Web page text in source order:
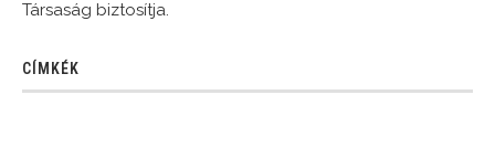
Társaság biztosítja.
CÍMKÉK